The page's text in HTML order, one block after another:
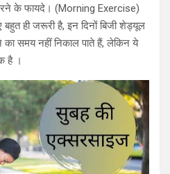
के फायदे। (Morning Exercise)
बहुत ही जरूरी है, इन दिनों बिजी शेड्यूल
समय नहीं निकाल पाते हैं, लेकिन ये
है ।